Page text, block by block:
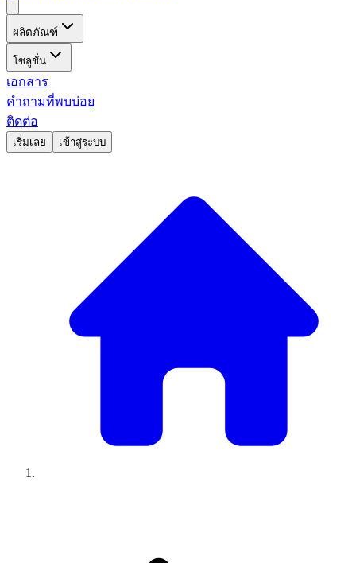
ผลิตภัณฑ์
โซลูชั่น
เอกสาร
คำถามที่พบบ่อย
ติดต่อ
เริ่มเลย เข้าสู่ระบบ